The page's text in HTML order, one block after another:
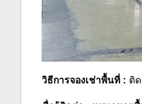
วิธีการจองเช่าพื้นที่ : ติ